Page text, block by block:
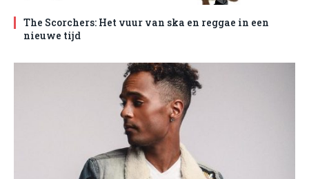
The Scorchers: Het vuur van ska en reggae in een
nieuwe tijd